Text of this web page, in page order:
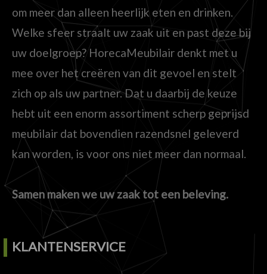
om meer dan alleen heerlijk eten en drinken.
Welke sfeer straalt uw zaak uit en past deze bij
uw doelgroep? HorecaMeubilair denkt met u
mee over het creëren van dit gevoel en stelt
zich op als uw partner. Dat u daarbij de keuze
hebt uit een enorm assortiment scherp geprijsd
meubilair dat bovendien razendsnel geleverd
kan worden, is voor ons niet meer dan normaal.
Samen maken we uw zaak tot een beleving.
KLANTENSERVICE